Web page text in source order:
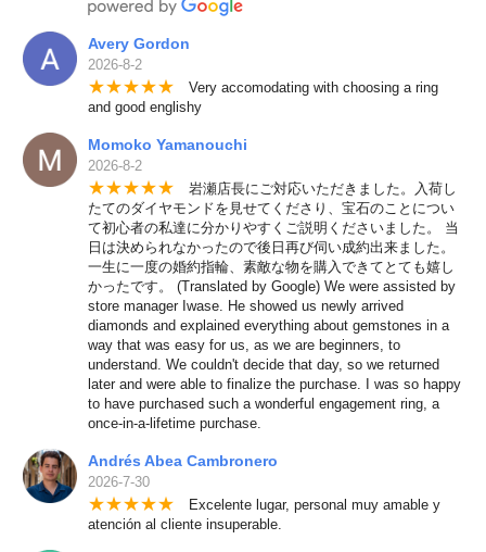
Avery Gordon
2026-8-2
★★★★★ Very accomodating with choosing a ring
and good englishy
Momoko Yamanouchi
2026-8-2
★★★★★ 岩瀬店長にご対応いただきました。入荷し
たてのダイヤモンドを見せてくださり、宝石のことについ
て初心者の私達に分かりやすくご説明くださいました。 当
日は決められなかったので後日再び伺い成約出来ました。
一生に一度の婚約指輪、素敵な物を購入できてとても嬉し
かったです。 (Translated by Google) We were assisted by
store manager Iwase. He showed us newly arrived
diamonds and explained everything about gemstones in a
way that was easy for us, as we are beginners, to
understand. We couldn't decide that day, so we returned
later and were able to finalize the purchase. I was so happy
to have purchased such a wonderful engagement ring, a
once-in-a-lifetime purchase.
Andrés Abea Cambronero
2026-7-30
★★★★★ Excelente lugar, personal muy amable y
atención al cliente insuperable.